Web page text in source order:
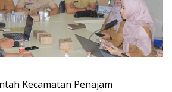
Kecamatan Penajam